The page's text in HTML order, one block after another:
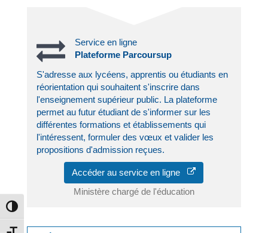
Passer en contraste élevé
Service en ligne
Plateforme Parcoursup
S'adresse aux lycéens, apprentis ou étudiants en
réorientation qui souhaitent s'inscrire dans
l'enseignement supérieur public. La plateforme
permet au futur étudiant de s'informer sur les
différentes formations et établissements qui
l'intéressent, formuler des vœux et valider les
propositions d'admission reçues.
Accéder au service en ligne
Ministère chargé de l'éducation